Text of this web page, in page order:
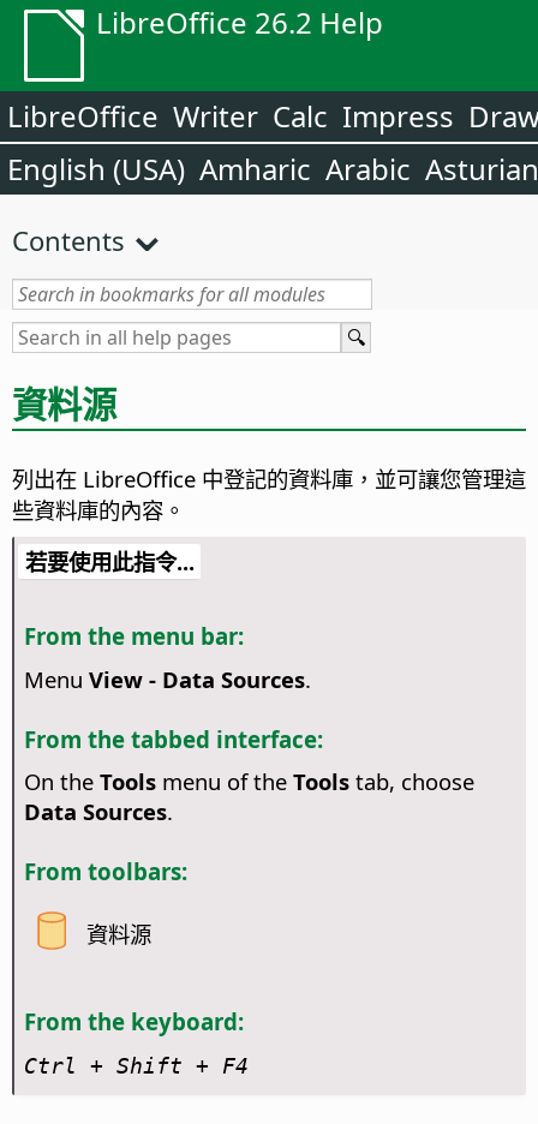
LibreOffice 26.2 Help
LibreOffice Writer Calc Impress
English (USA) Amharic Arabic Asturian
Contents
資料源
列出在 LibreOffice 中登記的資料庫，並可讓您管理這
些資料庫的內容。
若要使用此指令...
From the menu bar:
Menu View - Data Sources.
From the tabbed interface:
On the Toolsmenu of the Toolstab, choose
Data Sources.
From toolbars:
資料源
From the keyboard:
Ctrl + Shift + F4